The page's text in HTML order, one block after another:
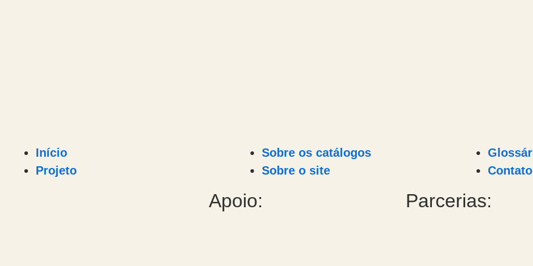
Início
Projeto
Sobre os catálogos
Sobre o site
Contato
Apoio: Parcerias: